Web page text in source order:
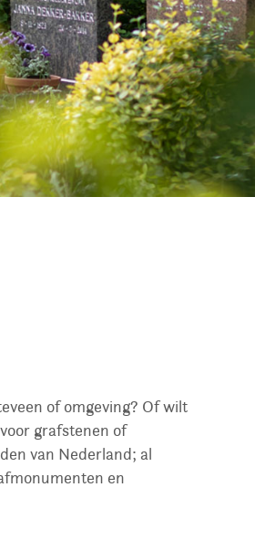
of omgeving? Of wilt
grafstenen of
van Nederland; al
en